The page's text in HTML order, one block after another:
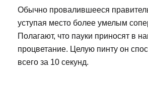
Обычно провалившееся
уступая место более умелым
Полагают, что пауки приносят в
процветание. Целую пинту он
всего за 10 секунд.